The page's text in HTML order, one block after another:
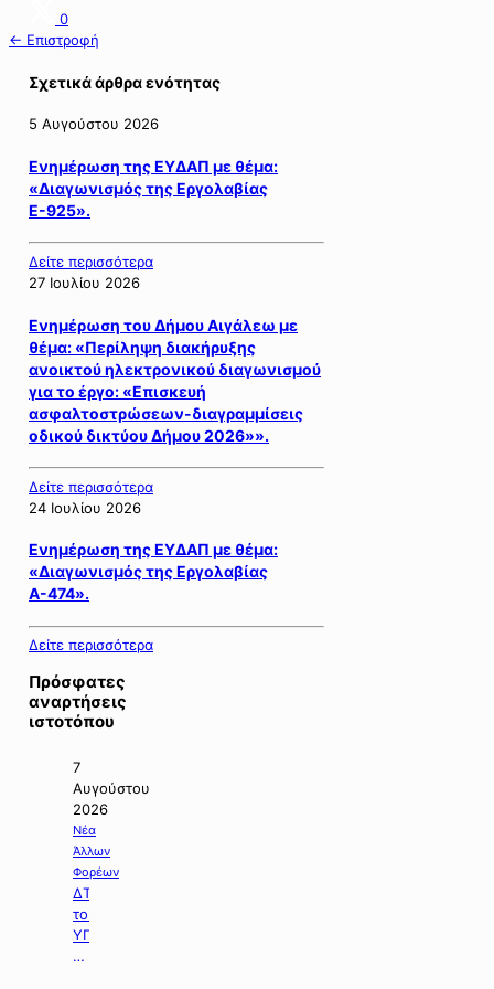
0
← Επιστροφή
Σχετικά άρθρα ενότητας
5 Αυγούστου 2026
Ενημέρωση της ΕΥΔΑΠ με θέμα:
«Διαγωνισμός της Εργολαβίας
Ε-925».
Δείτε περισσότερα
27 Ιουλίου 2026
Ενημέρωση του Δήμου Αιγάλεω με
θέμα: «Περίληψη διακήρυξης
ανοικτού ηλεκτρονικού διαγωνισμού
για το έργο: «Επισκευή
ασφαλτοστρώσεων-διαγραμμίσεις
οδικού δικτύου Δήμου 2026»».
Δείτε περισσότερα
24 Ιουλίου 2026
Ενημέρωση της ΕΥΔΑΠ με θέμα:
«Διαγωνισμός της Εργολαβίας
Α-474».
Δείτε περισσότερα
Πρόσφατες
αναρτήσεις
ιστοτόπου
7
Αυγούστου
2026
Νέα
Άλλων
Φορέων
ΔΤ
του
ΥΠΠΕΝ
με